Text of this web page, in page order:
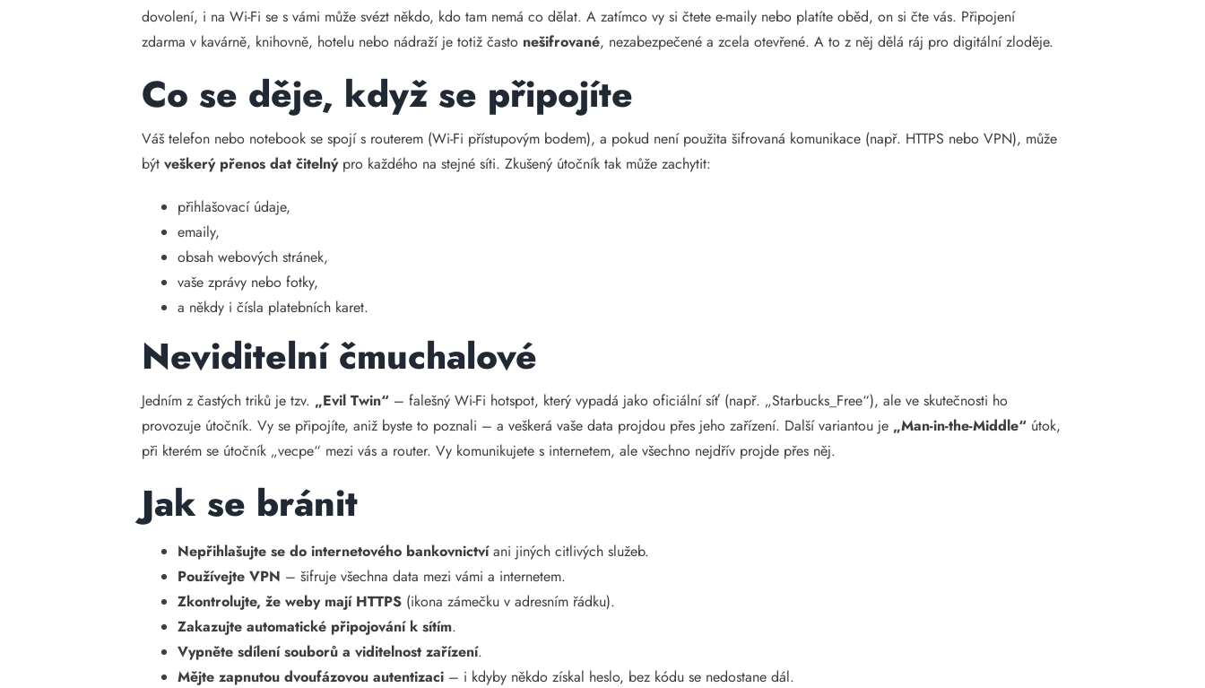
dovolení, i na Wi-Fi se s vámi může svézt někdo, kdo tam nemá co dělat. A zatímco vy si čtete e-maily nebo platíte oběd, on si čte vás. Připojení
zdarma v kavárně, knihovně, hotelu nebo nádraží je totiž často nešifrované, nezabezpečené a zcela otevřené. A to z něj dělá ráj pro digitální zloděje.
Co se děje, když se připojíte
Váš telefon nebo notebook se spojí s routerem (Wi-Fi přístupovým bodem), a pokud není použita šifrovaná komunikace (např. HTTPS nebo VPN), může
býtveškerý přenos dat čitelnýpro každého na stejné síti. Zkušený útočník tak může zachytit:
přihlašovací údaje,
emaily,
obsah webových stránek,
vaše zprávy nebo fotky,
a někdy i čísla platebních karet.
Neviditelní čmuchalové
Jedním z častých triků je tzv. „Evil Twin“ – falešný Wi-Fi hotspot, který vypadá jako oficiální síť (např. „Starbucks_Free“), ale ve skutečnosti ho
provozuje útočník. Vy se připojíte, aniž byste to poznali – a veškerá vaše data projdou přes jeho zařízení. Další variantou je „Man-in-the-Middle“ útok,
při kterém se útočník „vecpe“ mezi vás a router. Vy komunikujete s internetem, ale všechno nejdřív projde přes něj.
Jak se bránit
Nepřihlašujte se do internetového bankovnictvíani jiných citlivých služeb.
Používejte VPN – šifruje všechna data mezi vámi a internetem.
Zkontrolujte, že weby mají HTTPS (ikona zámečku v adresním řádku).
Zakazujte automatické připojování k sítím.
Vypněte sdílení souborů a viditelnost zařízení.
Mějte zapnutou dvoufázovou autentizaci – i kdyby někdo získal heslo, bez kódu se nedostane dál.